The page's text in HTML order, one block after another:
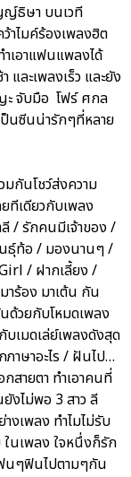
ญ์ธิษา บนเวที
าไมค์ร้องเพลงฮิต
เอาแฟนแพลงได้
ละเพลงเร็ว และยัง
จับมือ โฟร์ ศกล
นซีนน่ารักๆที่หลาย
มกันโชว์ส่งความ
ทีเดียวกับเพลง
/ รักคนมีเจ้าของ /
ธุ์ท้อ / มองนานๆ /
/ ฝากเลี้ยง /
าร้อง มาเต้น กัน
ด้วยกับโหมดเพลง
บเมดเล่ย์เพลงดังสุด
าษาอะไร / ฝันไป…
สายตา ทำเอาคนที่
งไม่พอ 3 สาว ลี
เพลง ทำไมไม่รับ
นเพลง ใจหนึ่งก็รัก
ฟนๆฟินไปตามๆกัน